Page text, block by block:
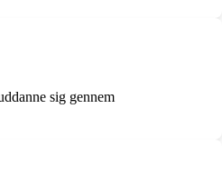
sig gennem